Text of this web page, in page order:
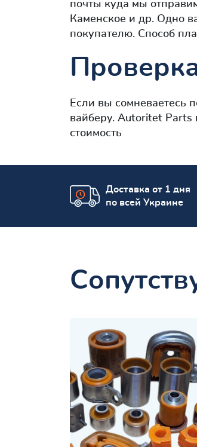
почты куда мы
Каменское и др. Одно
покупателю. Способ
Если вы сомневаетесь
вайберу. Autoritet Parts
стоимость
Доставка от 1 дня
по всей Украине